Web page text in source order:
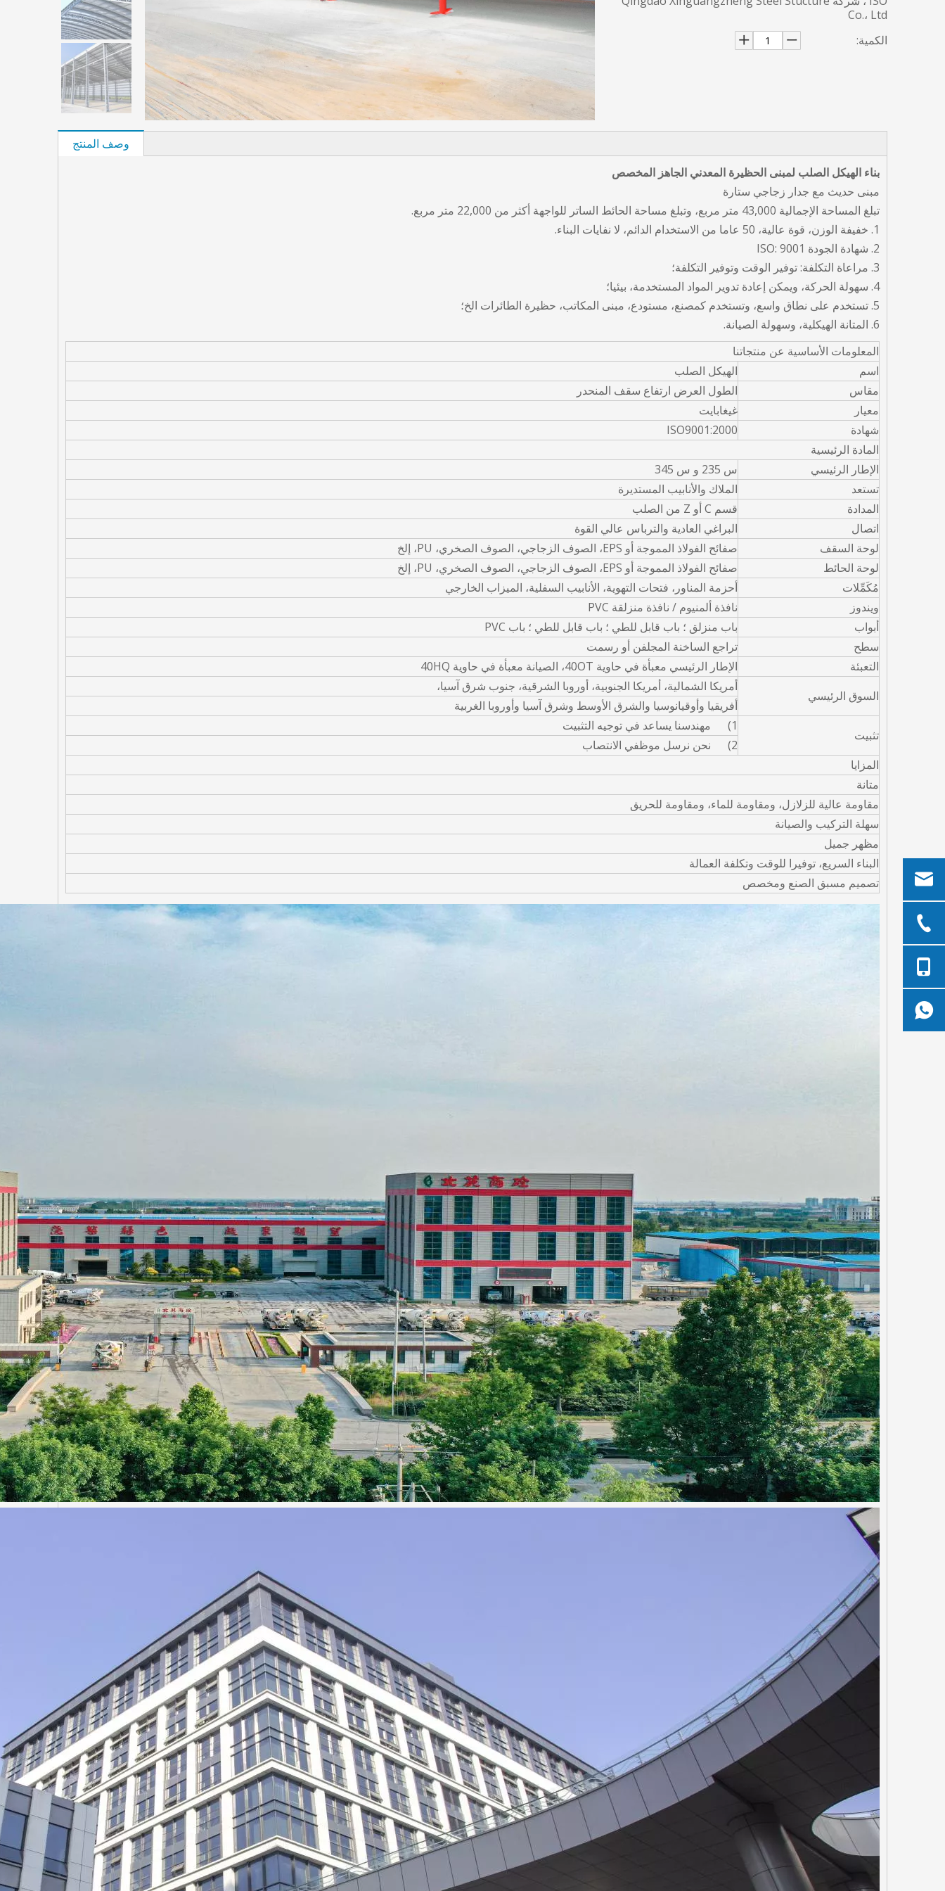
Co.، Ltd
الكمية:
وصف المنتج
بناء الهيكل الصلب لمبنى الحظيرة المعدني الجاهز المخصص
مبنى حديث مع جدار زجاجي ستارة
تبلغ المساحة الإجمالية 43,000 متر مربع، وتبلغ مساحة الحائط الساتر للواجهة أكثر من 22,000 متر مربع.
1. خفيفة الوزن، قوة عالية، 50 عاما من الاستخدام الدائم، لا نفايات البناء.
2. شهادة الجودة ISO: 9001
3. مراعاة التكلفة: توفير الوقت وتوفير التكلفة؛
4. سهولة الحركة، ويمكن إعادة تدوير المواد المستخدمة، بيئيا؛
5. تستخدم على نطاق واسع، وتستخدم كمصنع، مستودع، مبنى المكاتب، حظيرة الطائرات الخ؛
6. المتانة الهيكلية، وسهولة الصيانة.
المعلومات الأساسية عن منتجاتنا
اسم
الهيكل الصلب
مقاس
الطول العرض ارتفاع سقف المنحدر
معيار
غيغابايت
شهادة
ISO9001:2000
المادة الرئيسية
الإطار الرئيسي
س 235 و س 345
تستعد
الملاك والأنابيب المستديرة
المدادة
قسم C أو Z من الصلب
اتصال
البراغي العادية والترباس عالي القوة
لوحة السقف
صفائح الفولاذ المموجة أو EPS، الصوف الزجاجي، الصوف الصخري، PU، إلخ
لوحة الحائط
صفائح الفولاذ المموجة أو EPS، الصوف الزجاجي، الصوف الصخري، PU، إلخ
مُكَمِّلات
أحزمة المناور، فتحات التهوية، الأنابيب السفلية، الميزاب الخارجي
ويندوز
نافذة ألمنيوم / نافذة منزلقة PVC
أبواب
باب منزلق ؛ باب قابل للطي ؛ باب قابل للطي ؛ باب PVC
سطح
تراجع الساخنة المجلفن أو رسمت
التعبئة
الإطار الرئيسي معبأة في حاوية 40OT، الصيانة معبأة في حاوية 40HQ
السوق الرئيسي
أمريكا الشمالية، أمريكا الجنوبية، أوروبا الشرقية، جنوب شرق آسيا،
أفريقيا وأوقيانوسيا والشرق الأوسط وشرق آسيا وأوروبا الغربية
تثبيت
1) مهندسنا يساعد في توجيه التثبيت
2) نحن نرسل موظفي الانتصاب
المزايا
متانة
مقاومة عالية للزلازل، ومقاومة للماء، ومقاومة للحريق
سهلة التركيب والصيانة
مظهر جميل
البناء السريع، توفيرا للوقت وتكلفة العمالة
تصميم مسبق الصنع ومخصص